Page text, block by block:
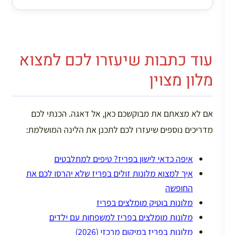
עוד כתבות שיעזרו לכם למצוא
מלון מצוין
אם לא מצאתם את מבוקשכם כאן, אל דאגה. הכנתי לכם
מדריכים נוספים שיעזרו לכם לתכנן את הלינה המושלמת:
איפה כדאי לישון בפריז? טיפים למתלבטים
איך למצוא מלונות זולים בפריז שלא יהרסו לכם את
החופשה
מלונות בוטיק מומלצים בפריז
מלונות מומלצים בפריז למשפחות עם ילדים
מלונות בפריז במיקום מרכזי (2026)